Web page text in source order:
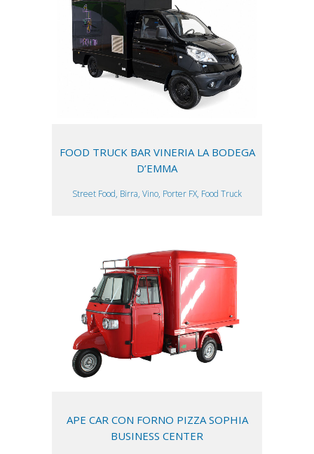
FOOD TRUCK BAR VINERIA LA BODEGA
D’EMMA
Street Food, Birra, Vino, Porter FX, Food Truck
APE CAR CON FORNO PIZZA SOPHIA
BUSINESS CENTER